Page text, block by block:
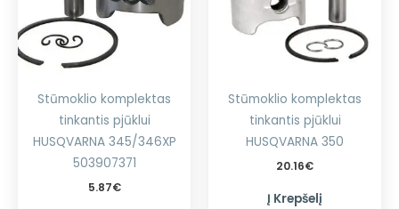
Stūmoklio komplektas
tinkantis pjūklui
HUSQVARNA 345/346XP
503907371
5.87€
Stūmoklio komplektas
tinkantis pjūklui
HUSQVARNA 350
20.16€
Į Krepšelį